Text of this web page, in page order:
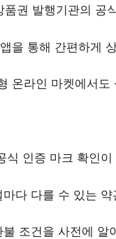
품권 발행기관의 공
을 통해 간편하게
온라인 마켓에서도
식 인증 마크 확인이
다 다를 수 있는
조건을 사전에 알